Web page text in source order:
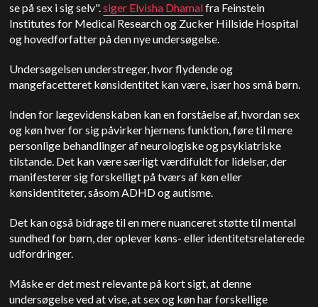
se på sex i sig selv".siger Elvisha Dhamalfra Feinstein
Institutes for Medical Research og Zucker Hillside Hospital
og hovedforfatter på den nye undersøgelse.
Undersøgelsen understreger, hvor flydende og
mangefacetteret kønsidentitet kan være, især hos små børn.
Inden for lægevidenskaben kan en forståelse af, hvordan sex
og køn hver for sig påvirker hjernens funktion, føre til mere
personlige behandlinger af neurologiske og psykiatriske
tilstande. Det kan være særligt værdifuldt for lidelser, der
manifesterer sig forskelligt på tværs af køn eller
kønsidentiteter, såsom ADHD og autisme.
Det kan også bidrage til en mere nuanceret støtte til mental
sundhed for børn, der oplever køns- eller identitetsrelaterede
udfordringer.
Måske er det mest relevante på kort sigt, at denne
undersøgelse ved at vise, at sex og køn har forskellige